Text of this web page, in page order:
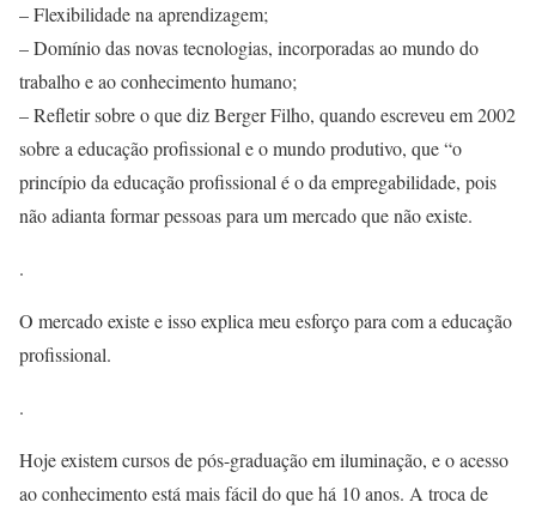
– Flexibilidade na aprendizagem;
– Domínio das novas tecnologias, incorporadas ao mundo do
trabalho e ao conhecimento humano;
– Refletir sobre o que diz Berger Filho, quando escreveu em 2002
sobre a educação profissional e o mundo produtivo, que “o
princípio da educação profissional é o da empregabilidade, pois
não adianta formar pessoas para um mercado que não existe.
.
O mercado existe e isso explica meu esforço para com a educação
profissional.
.
Hoje existem cursos de pós-graduação em iluminação, e o acesso
ao conhecimento está mais fácil do que há 10 anos. A troca de